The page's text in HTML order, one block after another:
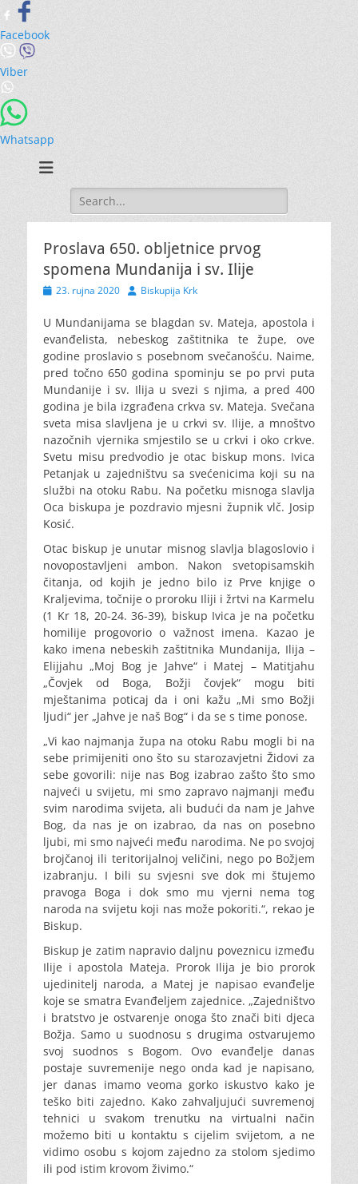
Facebook
Viber
Whatsapp
Search
for:
Proslava 650. obljetnice prvog
spomena Mundanija i sv. Ilije
Posted23. rujna 2020 AuthorBiskupija Krk
U Mundanijama se blagdan sv. Mateja, apostola i
evanđelista, nebeskog zaštitnika te župe, ove
godine proslavio s posebnom svečanošću. Naime,
pred točno 650 godina spominju se po prvi puta
Mundanije i sv. Ilija u svezi s njima, a pred 400
godina je bila izgrađena crkva sv. Mateja. Svečana
sveta misa slavljena je u crkvi sv. Ilije, a mnoštvo
nazočnih vjernika smjestilo se u crkvi i oko crkve.
Svetu misu predvodio je otac biskup mons. Ivica
Petanjak u zajedništvu sa svećenicima koji su na
službi na otoku Rabu. Na početku misnoga slavlja
Oca biskupa je pozdravio mjesni župnik vlč. Josip
Kosić.
Otac biskup je unutar misnog slavlja blagoslovio i
novopostavljeni ambon. Nakon svetopisamskih
čitanja, od kojih je jedno bilo iz Prve knjige o
Kraljevima, točnije o proroku Iliji i žrtvi na Karmelu
(1 Kr 18, 20-24. 36-39), biskup Ivica je na početku
homilije progovorio o važnost imena. Kazao je
kako imena nebeskih zaštitnika Mundanija, Ilija –
Elijjahu „Moj Bog je Jahve“ i Matej – Matitjahu
„Čovjek od Boga, Božji čovjek“ mogu biti
mještanima poticaj da i oni kažu „Mi smo Božji
ljudi“ jer „Jahve je naš Bog“ i da se s time ponose.
„Vi kao najmanja župa na otoku Rabu mogli bi na
sebe primijeniti ono što su starozavjetni Židovi za
sebe govorili: nije nas Bog izabrao zašto što smo
najveći u svijetu, mi smo zapravo najmanji među
svim narodima svijeta, ali budući da nam je Jahve
Bog, da nas je on izabrao, da nas on posebno
ljubi, mi smo najveći među narodima. Ne po svojoj
brojčanoj ili teritorijalnoj veličini, nego po Božjem
izabranju. I bili su svjesni sve dok mi štujemo
pravoga Boga i dok smo mu vjerni nema tog
naroda na svijetu koji nas može pokoriti.“, rekao je
Biskup.
Biskup je zatim napravio daljnu poveznicu između
Ilije i apostola Mateja. Prorok Ilija je bio prorok
ujedinitelj naroda, a Matej je napisao evanđelje
koje se smatra Evanđeljem zajednice. „Zajedništvo
i bratstvo je ostvarenje onoga što znači biti djeca
Božja. Samo u suodnosu s drugima ostvarujemo
svoj suodnos s Bogom. Ovo evanđelje danas
postaje suvremenije nego onda kad je napisano,
jer danas imamo veoma gorko iskustvo kako je
teško biti zajedno. Kako zahvaljujući suvremenoj
tehnici u svakom trenutku na virtualni način
možemo biti u kontaktu s cijelim svijetom, a ne
vidimo osobu s kojom zajedno za stolom sjedimo
ili pod istim krovom živimo.“